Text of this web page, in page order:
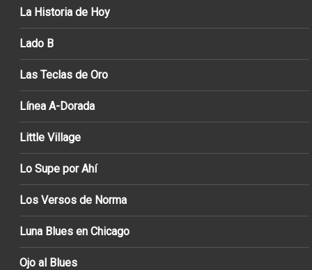
La Historia de Hoy
Lado B
Las Teclas de Oro
Línea A-Dorada
Little Village
Lo Supe por Ahí
Los Versos de Norma
Luna Blues en Chicago
Ojo al Blues